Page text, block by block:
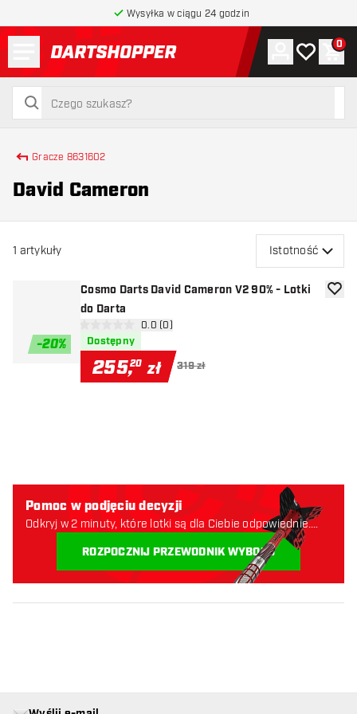
Wysyłka w ciągu 24 godzin
powrót do strony głównej
szukaj
szukaj
Konto
Moja lista
0
Gracze 8631602
David Cameron
1 artykuły Istotność
-20%
Cosmo Darts David Cameron V2 90% - Lotki
do Darta
otwórz panel recenzji
0 gwiazdki oceny0.0 (0)
Dostępny
255,20 zł 319 zł
Pomoc w podjęciu decyzji
Odkryj w 2 minuty, które lotki są dla Ciebie odpowiednie.
ROZPOCZNIJ PRZEWODNIK WYBORU